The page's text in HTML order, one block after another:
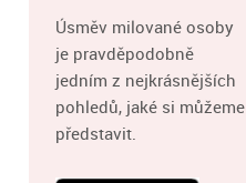
Úsměv milované osoby
je pravděpodobně
jedním z nejkrásnějších
pohledů, jaké si můžeme
představit.